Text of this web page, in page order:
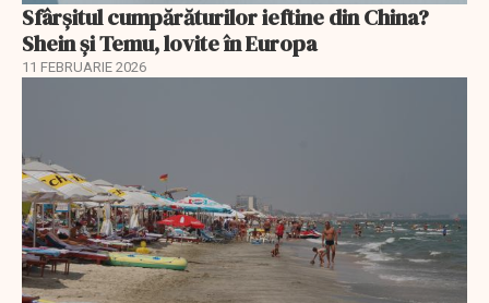
Sfârșitul cumpărăturilor ieftine din China?
Shein și Temu, lovite în Europa
11 FEBRUARIE 2026